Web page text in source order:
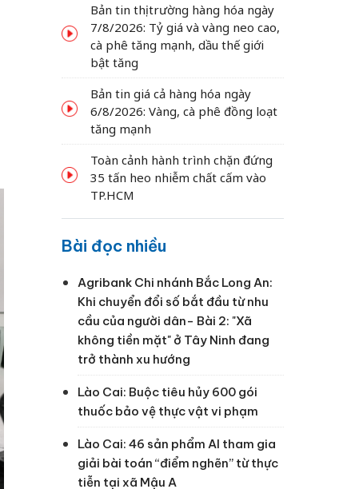
Bản tin thị trường hàng hóa ngày
7/8/2026: Tỷ giá và vàng neo cao,
cà phê tăng mạnh, dầu thế giới
bật tăng
Bản tin giá cả hàng hóa ngày
6/8/2026: Vàng, cà phê đồng loạt
tăng mạnh
Toàn cảnh hành trình chặn đứng
35 tấn heo nhiễm chất cấm vào
TP.HCM
Bài đọc nhiều
Agribank Chi nhánh Bắc Long An:
Khi chuyển đổi số bắt đầu từ nhu
cầu của người dân- Bài 2: "Xã
không tiền mặt" ở Tây Ninh đang
trở thành xu hướng
Lào Cai: Buộc tiêu hủy 600 gói
thuốc bảo vệ thực vật vi phạm
Lào Cai: 46 sản phẩm AI tham gia
giải bài toán “điểm nghẽn” từ thực
tiễn tại xã Mậu A